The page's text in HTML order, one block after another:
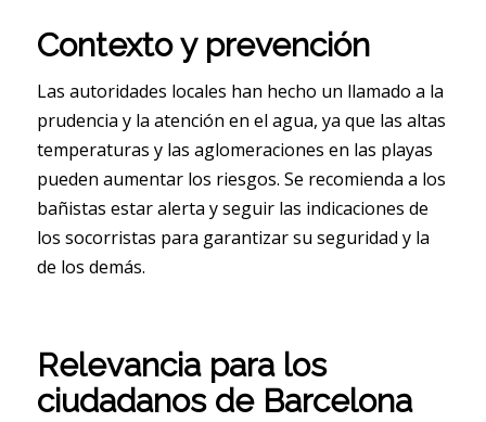
Contexto y prevención
Las autoridades locales han hecho un llamado a la
prudencia y la atención en el agua, ya que las altas
temperaturas y las aglomeraciones en las playas
pueden aumentar los riesgos. Se recomienda a los
bañistas estar alerta y seguir las indicaciones de
los socorristas para garantizar su seguridad y la
de los demás.
Relevancia para los
ciudadanos de Barcelona